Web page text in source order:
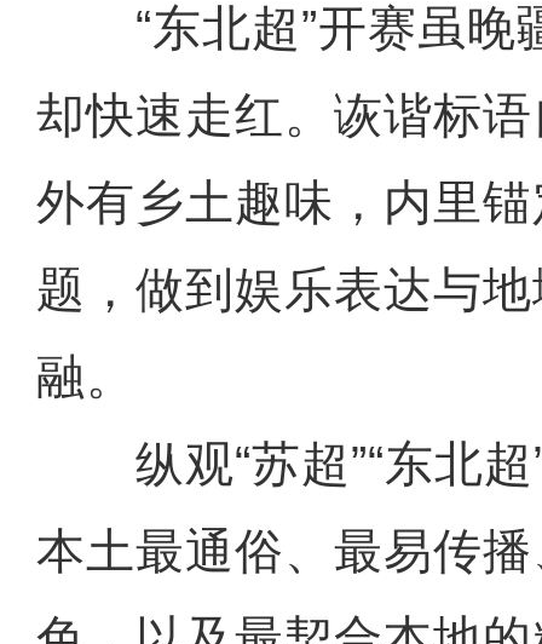
“东北超”开赛虽晚
却快速走红。诙谐标
外有乡土趣味，内里
题，做到娱乐表达与
融。
纵观“苏超”“东北超
本土最通俗、最易传